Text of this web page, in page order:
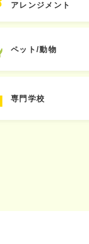
アレンジメント
ペット/動物
専門学校